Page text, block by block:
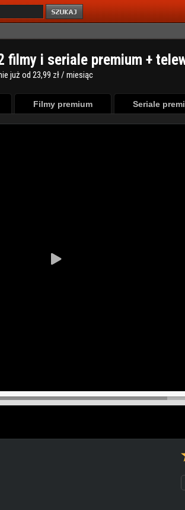
filmy i seriale premium +
już od 23,99 zł / miesiąc
Filmy premium Seriale